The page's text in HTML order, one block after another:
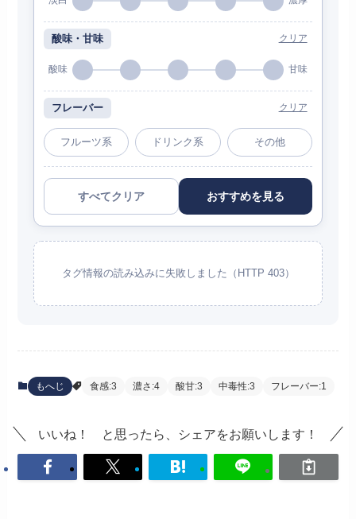
酸味・甘味 クリア
酸味 甘味
フレーバー クリア
フルーツ系 ドリンク系 その他
すべてクリア おすすめを見る
タグ情報の読み込みに失敗しました（HTTP 403）
もへじ 食感:3 濃さ:4 酸甘:3 中毒性:3 フレーバー:1
いいね！ と思ったら、シェアをお願いします！